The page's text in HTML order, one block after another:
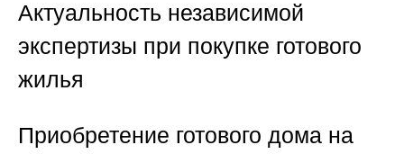
Актуальность независимой
экспертизы при покупке готового
жилья
Приобретение готового дома на